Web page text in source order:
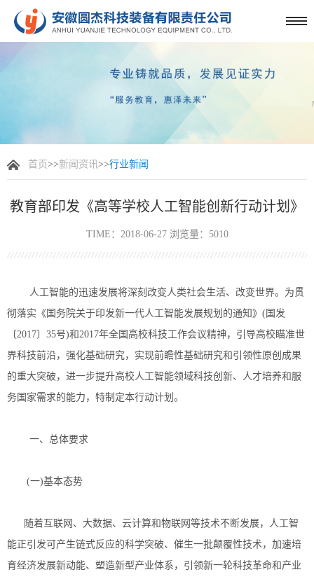
首页>>新闻资讯>>行业新闻
教育部印发《高等学校人工智能创新行动计划》
TIME：2018-06-27 浏览量：5010
人工智能的迅速发展将深刻改变人类社会生活、改变世界。为贯
彻落实《国务院关于印发新一代人工智能发展规划的通知》(国发
〔2017〕35号)和2017年全国高校科技工作会议精神，引导高校瞄准世
界科技前沿，强化基础研究，实现前瞻性基础研究和引领性原创成果
的重大突破，进一步提升高校人工智能领域科技创新、人才培养和服
务国家需求的能力，特制定本行动计划。
一、总体要求
(一)基本态势
随着互联网、大数据、云计算和物联网等技术不断发展，人工智
能正引发可产生链式反应的科学突破、催生一批颠覆性技术，加速培
育经济发展新动能、塑造新型产业体系，引领新一轮科技革命和产业